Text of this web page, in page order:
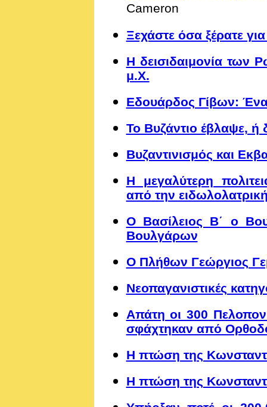
Cameron
Ξεχάστε όσα ξέρατε
Η δεισιδαιμονία των
μ.Χ.
Εδουάρδος Γίβων:
Το Βυζάντιο έβλαψε, ή
Βυζαντινισμός και
Η μεγαλύτερη
από την
Ο Βασίλειος Β΄ ο
Βουλγάρων
Ο Πλήθων Γεώργιος
Νεοπαγανιστικές
Απάτη οι 300
σφάχτηκαν από
Η πτώση της
Η πτώση της